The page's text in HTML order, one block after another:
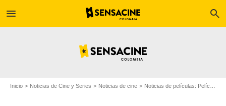
menu search
Inicio Noticias de Cine y Series Noticias de cine Noticias de películas: Película - ¿Sabías que...?